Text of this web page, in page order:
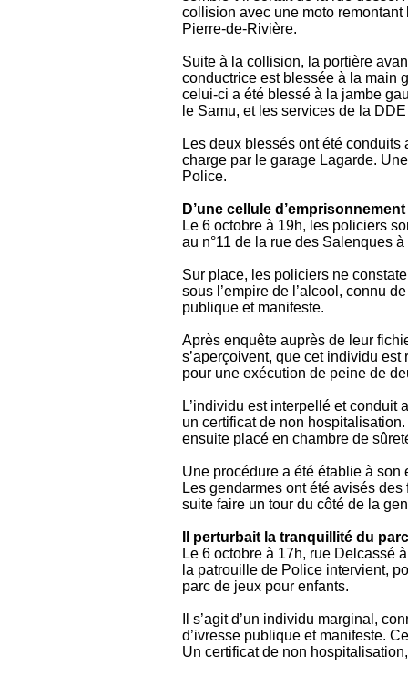
collision avec une moto
Pierre-de-Rivière.
Suite à la collision, la portière
conductrice est blessée à la main
celui-ci a été blessé à la jambe
le Samu, et les services de la
Les deux blessés ont été
charge par le garage Lagarde.
Police.
D’une cellule
Le 6 octobre à 19h, les policiers
au n°11 de la rue des Salenques à
Sur place, les policiers ne
sous l’empire de l’alcool, connu
publique et manifeste.
Après enquête auprès de leur
s’aperçoivent, que cet individu
pour une exécution de peine de
L’individu est interpellé et
un certificat de non
ensuite placé en chambre de
Une procédure a été établie à son
Les gendarmes ont été avisés
suite faire un tour du côté de la
Il perturbait la tranquillité du
Le 6 octobre à 17h, rue Delcassé
la patrouille de Police intervient,
parc de jeux pour enfants.
Il s’agit d’un individu marginal,
d’ivresse publique et manifeste.
Un certificat de non